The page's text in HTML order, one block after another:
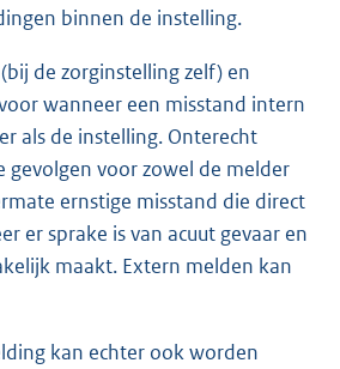
binnen de instelling.
de zorginstelling zelf) en
wanneer een misstand intern
als de instelling. Onterecht
voor zowel de melder
ernstige misstand die direct
er sprake is van acuut gevaar en
maakt. Extern melden kan
kan echter ook worden